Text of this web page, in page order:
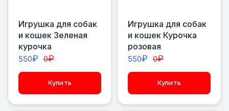
Игрушка для собак
и кошек Зеленая
курочка
550₽ 0₽
Купить
Игрушка для собак
и кошек Курочка
розовая
550₽ 0₽
Купить